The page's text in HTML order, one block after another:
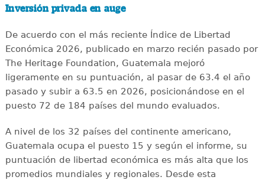
Inversión privada en auge
De acuerdo con el más reciente Índice de Libertad
Económica 2026, publicado en marzo recién pasado por
The Heritage Foundation, Guatemala mejoró
ligeramente en su puntuación, al pasar de 63.4 el año
pasado y subir a 63.5 en 2026, posicionándose en el
puesto 72 de 184 países del mundo evaluados.
A nivel de los 32 países del continente americano,
Guatemala ocupa el puesto 15 y según el informe, su
puntuación de libertad económica es más alta que los
promedios mundiales y regionales. Desde esta